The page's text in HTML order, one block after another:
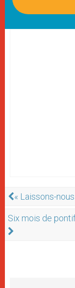
« Laissons-
Six mois de